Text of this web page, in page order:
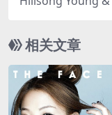
相关文章